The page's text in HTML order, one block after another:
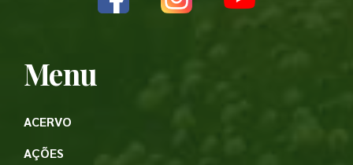
Menu
ACERVO
AÇÕES